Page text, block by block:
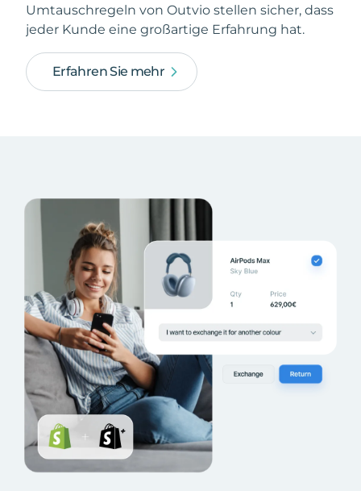
Umtauschregeln von Outvio stellen sicher, dass
jeder Kunde eine großartige Erfahrung hat.
Erfahren Sie mehr